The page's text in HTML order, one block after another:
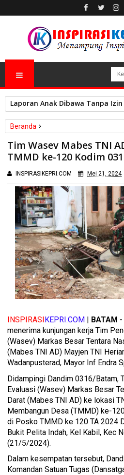
Laporan Anak Dibawa Tanpa
Beranda
Tim Wasev Mabes TNI AD Tinjau
Tim Wasev Mabes TNI
TMMD ke-120 Kodim
INSPIRASIKEPRI.COM Mei 21, 2024
INSPIRASI KEPRI.COM BATAM
menerima kunjungan kerja Tim
(Wasev) Markas Besar Tentara
(Mabes TNI AD) Mayjen TNI
Wadanpusterad, Mayor Inf Endra
Didampingi Dandim 0316/Batam,
Evaluasi (Wasev) Markas Besar
Darat (Mabes TNI AD) ke lokasi
Membangun Desa (TMMD) ke-
di Posko TMMD ke 120 TA 2024
Bukit Pelita Indah, Kel Kabil, Kec
(21/5/2024).
Dalam kesempatan tersebut,
Komandan Satuan Tugas